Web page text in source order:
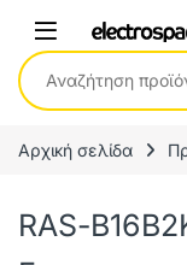
Αναζήτηση για:
Αρχική σελίδα
RAS-